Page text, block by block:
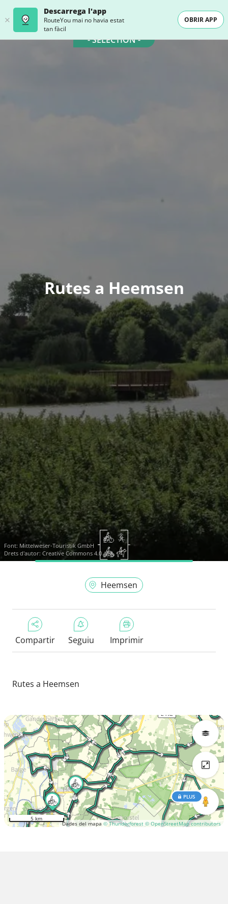
Descarrega l'app
RouteYou mai no havia estat
tan fàcil
OBRIR APP
- SELECTION -
Rutes a Heemsen
Font: Mittelweser-Touristik GmbH
Drets d'autor: Creative Commons 4.0
Heemsen
Compartir Seguiu Imprimir
Rutes a Heemsen
Dades del mapa © Thunderforest © OpenStreetMap contributors
PLUS
5 km